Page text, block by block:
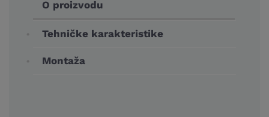
O proizvodu
Tehničke karakteristike
Montaža